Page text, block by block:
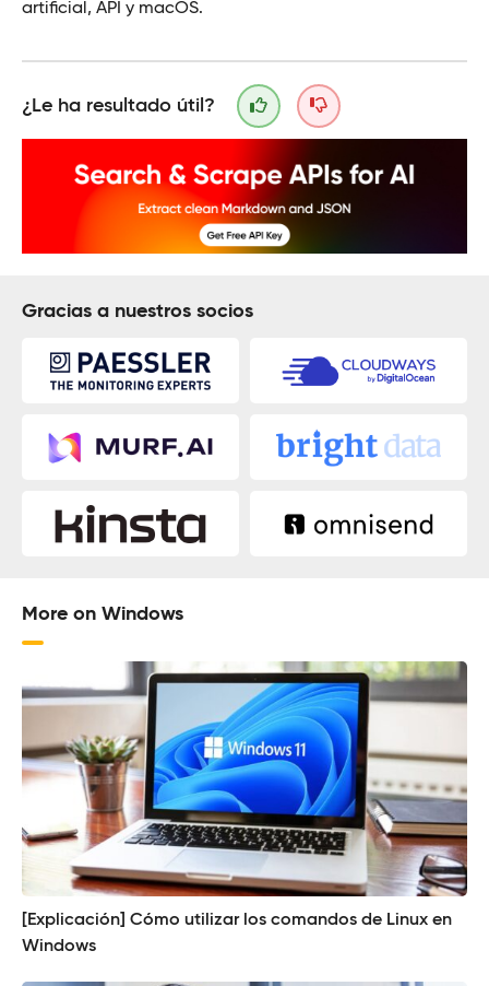
artificial, API y macOS.
¿Le ha resultado útil?
Gracias a nuestros socios
More on Windows
[Explicación] Cómo utilizar los comandos de Linux en
Windows